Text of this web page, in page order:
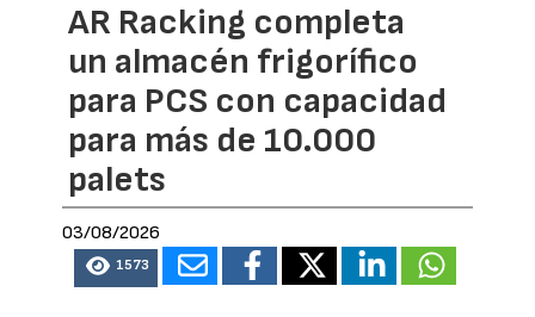
AR Racking completa
un almacén frigorífico
para PCS con capacidad
para más de 10.000
palets
03/08/2026
1573